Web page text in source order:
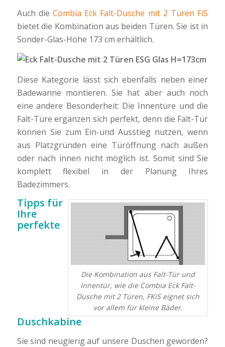
Auch dieCombia Eck Falt-Dusche mit 2 Türen FiS
bietet die Kombination aus beiden Türen. Sie ist in
Sonder-Glas-Höhe 173 cm erhältlich.
Diese Kategorie lässt sich ebenfalls neben einer
Badewanne montieren. Sie hat aber auch noch
eine andere Besonderheit: Die Innentüre und die
Falt-Türe ergänzen sich perfekt, denn die Falt-Tür
können Sie zum Ein-und Ausstieg nutzen, wenn
aus Platzgründen eine Türöffnung nach außen
oder nach innen nicht möglich ist. Somit sind Sie
komplett flexibel in der Planung Ihres
Badezimmers.
Die Kombination aus Falt-Tür und
Innentür, wie die Combia Eck Falt-
Dusche mit 2 Türen, FKiS eignet sich
vor allem für kleine Bäder.
Tipps für
Ihre
perfekte
Duschkabine
Sie sind neugierig auf unsere Duschen geworden?